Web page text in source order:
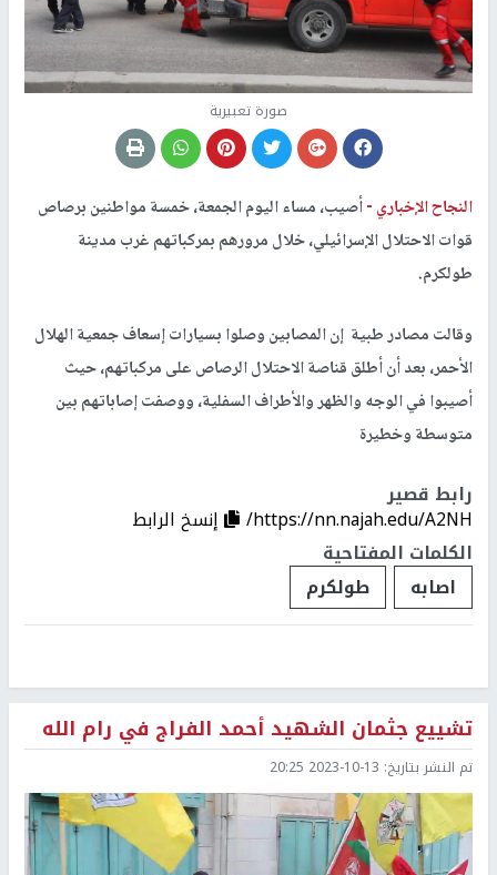
صورة تعبيرية
النجاح الإخباري -أصيب، مساء اليوم الجمعة، خمسة مواطنين برصاص
قوات الاحتلال الإسرائيلي، خلال مرورهم بمركباتهم غرب مدينة
طولكرم.
وقالت مصادر طبية إن المصابين وصلوا بسيارات إسعاف جمعية الهلال
الأحمر، بعد أن أطلق قناصة الاحتلال الرصاص على مركباتهم، حيث
أصيبوا في الوجه والظهر والأطراف السفلية، ووصفت إصاباتهم بين
متوسطة وخطيرة
رابط قصير
https://nn.najah.edu/A2NH/
إنسخ الرابط
الكلمات المفتاحية
اصابه
طولكرم
تشييع جثمان الشهيد أحمد الفراج في رام الله
تم النشر بتاريخ: 2023-10-13 20:25